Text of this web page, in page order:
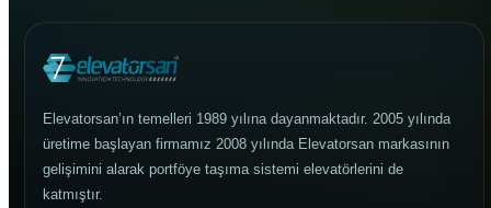
Elevatorsan’ın temelleri 1989 yılına dayanmaktadır. 2005 yılında
üretime başlayan firmamız 2008 yılında Elevatorsan markasının
gelişimini alarak portföye taşıma sistemi elevatörlerini de
katmıştır.